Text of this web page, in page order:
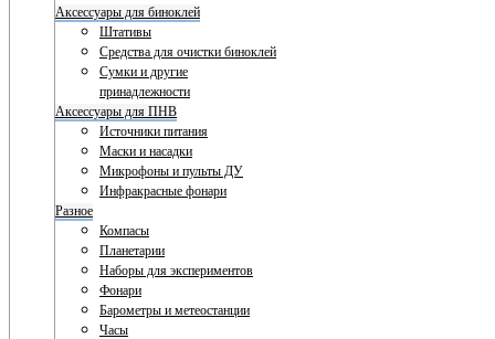
Аксессуары для биноклей
Штативы
Средства для очистки биноклей
Сумки и другие
принадлежности
Аксессуары для ПНВ
Источники питания
Маски и насадки
Микрофоны и пульты ДУ
Инфракрасные фонари
Разное
Компасы
Планетарии
Наборы для экспериментов
Фонари
Барометры и метеостанции
Часы